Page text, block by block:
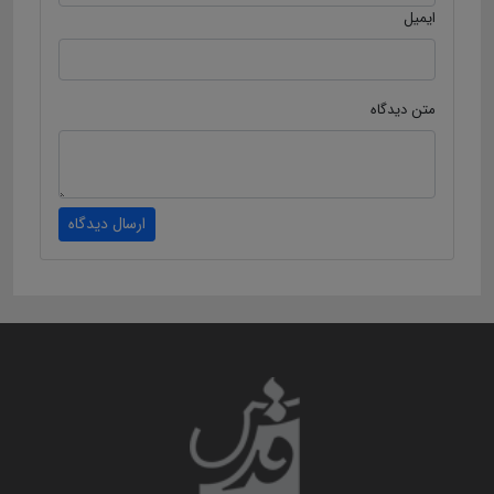
ایمیل
متن دیدگاه
ارسال دیدگاه